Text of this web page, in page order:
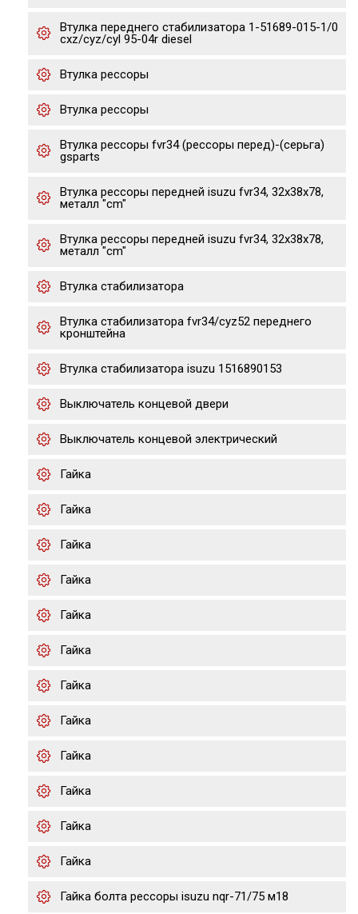
Втулка переднего стабилизатора 1-51689-015-1/0
cxz/cyz/cyl 95-04r diesel
Втулка рессоры
Втулка рессоры
Втулка рессоры fvr34 (рессоры перед)-(серьга)
gsparts
Втулка рессоры передней isuzu fvr34, 32x38x78,
металл "cm"
Втулка рессоры передней isuzu fvr34, 32x38x78,
металл "cm"
Втулка стабилизатора
Втулка стабилизатора fvr34/cyz52 переднего
кронштейна
Втулка стабилизатора isuzu 1516890153
Выключатель концевой двери
Выключатель концевой электрический
Гайка
Гайка
Гайка
Гайка
Гайка
Гайка
Гайка
Гайка
Гайка
Гайка
Гайка
Гайка
Гайка болта рессоры isuzu nqr-71/75 м18